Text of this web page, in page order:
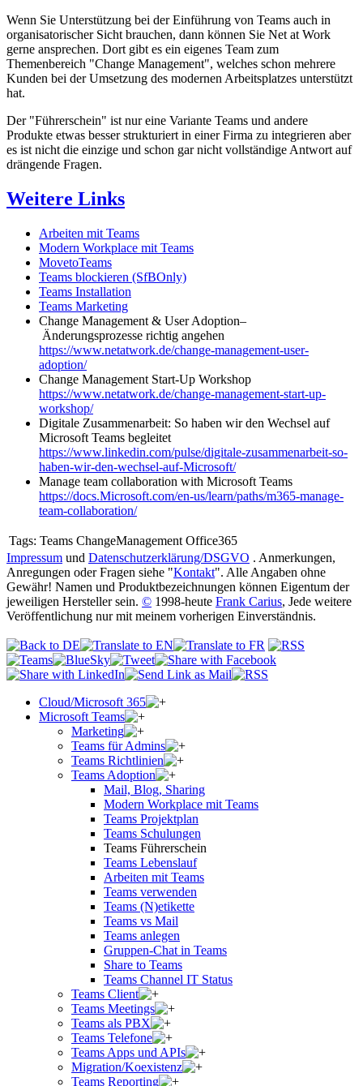
Wenn Sie Unterstützung bei der Einführung von Teams auch in
organisatorischer Sicht brauchen, dann können Sie Net at Work
gerne ansprechen. Dort gibt es ein eigenes Team zum
Themenbereich "Change Management", welches schon mehrere
Kunden bei der Umsetzung des modernen Arbeitsplatzes unterstützt
hat.
Der "Führerschein" ist nur eine Variante Teams und andere
Produkte etwas besser strukturiert in einer Firma zu integrieren aber
es ist nicht die einzige und schon gar nicht vollständige Antwort auf
drängende Fragen.
Weitere Links
Arbeiten mit Teams
Modern Workplace mit Teams
MovetoTeams
Teams blockieren (SfBOnly)
Teams Installation
Teams Marketing
Change Management & User Adoption​ –
Änderungsprozesse richtig angehen
https://www.netatwork.de/change-management-user-
adoption/
Change Management Start-Up Workshop
https://www.netatwork.de/change-management-start-up-
workshop/
Digitale Zusammenarbeit: So haben wir den Wechsel auf
Microsoft Teams begleitet
https://www.linkedin.com/pulse/digitale-zusammenarbeit-so-
haben-wir-den-wechsel-auf-Microsoft/
Manage team collaboration with Microsoft Teams
https://docs.Microsoft.com/en-us/learn/paths/m365-manage-
team-collaboration/
Tags: Teams ChangeManagement Office365
Impressum und Datenschutzerklärung/DSGVO . Anmerkungen,
Anregungen oder Fragen siehe "Kontakt". Alle Angaben ohne
Gewähr! Namen und Produktbezeichnungen können Eigentum der
jeweiligen Hersteller sein. © 1998-heute Frank Carius, Jede weitere
Veröffentlichung nur mit meinem vorherigen Einverständnis.
Cloud/Microsoft 365
Microsoft Teams
Marketing
Teams für Admins
Teams Richtlinien
Teams Adoption
Mail, Blog, Sharing
Modern Workplace mit Teams
Teams Projektplan
Teams Schulungen
Teams Führerschein
Teams Lebenslauf
Arbeiten mit Teams
Teams verwenden
Teams (N)etikette
Teams vs Mail
Teams anlegen
Gruppen-Chat in Teams
Share to Teams
Teams Channel IT Status
Teams Client
Teams Meetings
Teams als PBX
Teams Telefone
Teams Apps und APIs
Migration/Koexistenz
Teams Reporting